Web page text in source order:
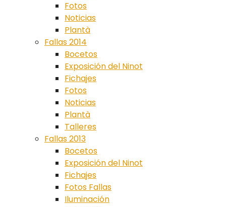
Fotos
Noticias
Plantà
Fallas 2014
Bocetos
Exposición del Ninot
Fichajes
Fotos
Noticias
Plantà
Talleres
Fallas 2013
Bocetos
Exposición del Ninot
Fichajes
Fotos Fallas
Iluminación